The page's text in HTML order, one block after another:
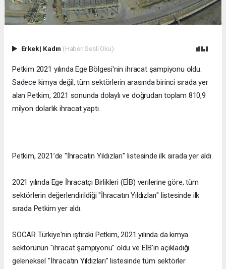
Erkek| Kadın (Haberi Sesli Oku)
Petkim 2021 yılında Ege Bölgesi'nin ihracat şampiyonu oldu.
Sadece kimya değil, tüm sektörlerin arasında birinci sırada yer
alan Petkim, 2021 sonunda dolaylı ve doğrudan toplam 810,9
milyon dolarlık ihracat yaptı.
Petkim, 2021’de "İhracatın Yıldızları" listesinde ilk sırada yer aldı.
2021 yılında Ege İhracatçı Birlikleri (EİB) verilerine göre, tüm
sektörlerin değerlendirildiği "İhracatın Yıldızları" listesinde ilk
sırada Petkim yer aldı.
SOCAR Türkiye'nin iştiraki Petkim, 2021 yılında da kimya
sektörünün "ihracat şampiyonu" oldu ve EİB'in açıkladığı
geleneksel "İhracatın Yıldızları" listesinde tüm sektörler